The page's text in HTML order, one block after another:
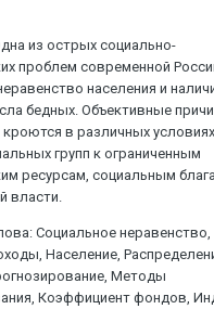
из острых социально-
проблем современной
населения и
бедных. Объективные
кроются в различных условиях
групп к ограниченным
ресурсам, социальным
власти.
Социальное неравенство,
Население,
Методы
Коэффициент фондов,